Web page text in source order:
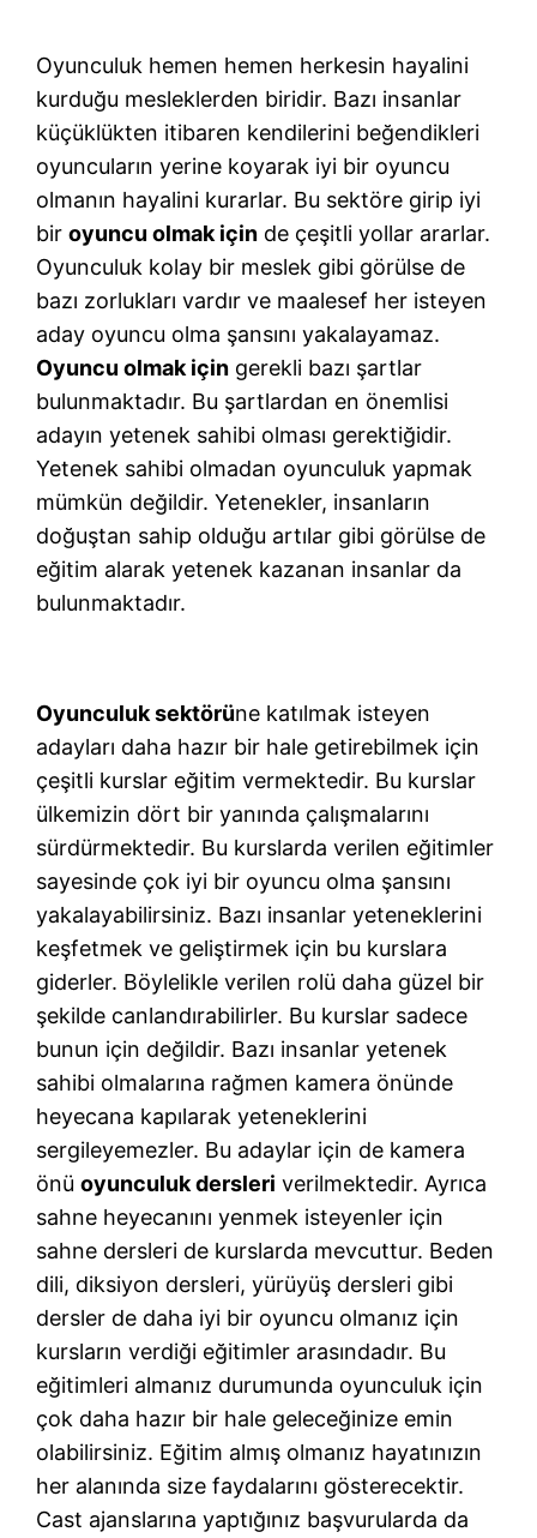
Oyunculuk hemen hemen herkesin hayalini
kurduğu mesleklerden biridir. Bazı insanlar
küçüklükten itibaren kendilerini beğendikleri
oyuncuların yerine koyarak iyi bir oyuncu
olmanın hayalini kurarlar. Bu sektöre girip iyi
biroyuncu olmak için de çeşitli yollar ararlar.
Oyunculuk kolay bir meslek gibi görülse de
bazı zorlukları vardır ve maalesef her isteyen
aday oyuncu olma şansını yakalayamaz.
Oyuncu olmak için gerekli bazı şartlar
bulunmaktadır. Bu şartlardan en önemlisi
adayın yetenek sahibi olması gerektiğidir.
Yetenek sahibi olmadan oyunculuk yapmak
mümkün değildir. Yetenekler, insanların
doğuştan sahip olduğu artılar gibi görülse de
eğitim alarak yetenek kazanan insanlar da
bulunmaktadır.
Oyunculuk sektörüne katılmak isteyen
adayları daha hazır bir hale getirebilmek için
çeşitli kurslar eğitim vermektedir. Bu kurslar
ülkemizin dört bir yanında çalışmalarını
sürdürmektedir. Bu kurslarda verilen eğitimler
sayesinde çok iyi bir oyuncu olma şansını
yakalayabilirsiniz. Bazı insanlar yeteneklerini
keşfetmek ve geliştirmek için bu kurslara
giderler. Böylelikle verilen rolü daha güzel bir
şekilde canlandırabilirler. Bu kurslar sadece
bunun için değildir. Bazı insanlar yetenek
sahibi olmalarına rağmen kamera önünde
heyecana kapılarak yeteneklerini
sergileyemezler. Bu adaylar için de kamera
önüoyunculuk dersleri verilmektedir. Ayrıca
sahne heyecanını yenmek isteyenler için
sahne dersleri de kurslarda mevcuttur. Beden
dili, diksiyon dersleri, yürüyüş dersleri gibi
dersler de daha iyi bir oyuncu olmanız için
kursların verdiği eğitimler arasındadır. Bu
eğitimleri almanız durumunda oyunculuk için
çok daha hazır bir hale geleceğinize emin
olabilirsiniz. Eğitim almış olmanız hayatınızın
her alanında size faydalarını gösterecektir.
Cast ajanslarına yaptığınız başvurularda da